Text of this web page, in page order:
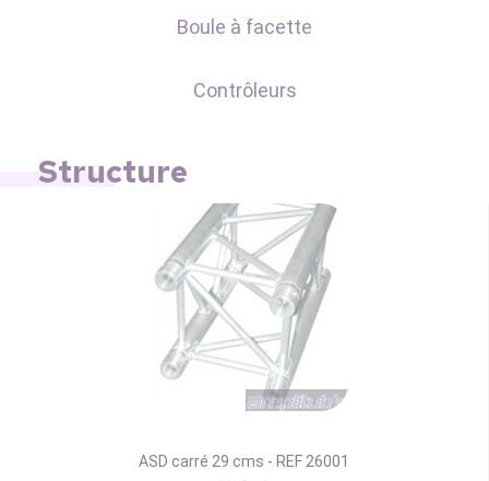
Boule à facette
Contrôleurs
Structure
ASD carré 29 cms - REF 26001